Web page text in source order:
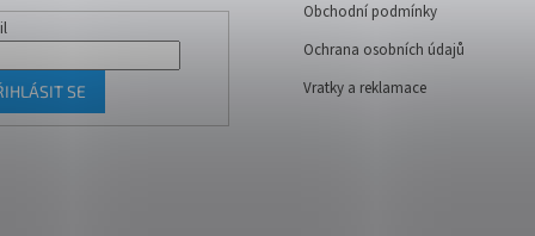
SE
Obchodní podmínky
Ochrana osobních údajů
Vratky a reklamace